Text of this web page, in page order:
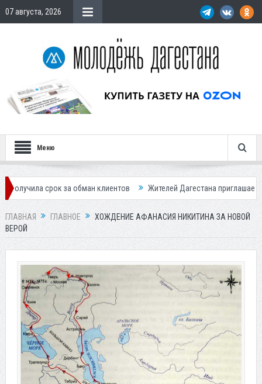
07 августа, 2026
Меню
обман клиентов Жителей Дагестана приглашает в «Госуслуги Дом»
ГЛАВНАЯ ГЛАВНОЕ
ХОЖДЕНИЕ АФАНАСИЯ НИКИТИНА ЗА НОВОЙ
ВЕРОЙ